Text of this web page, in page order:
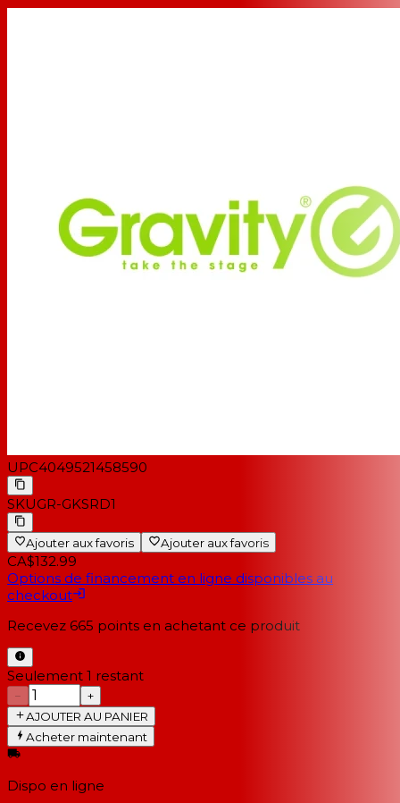
UPC4049521458590
SKUGR-GKSRD1
Ajouter aux favoris Ajouter aux favoris
CA$132.99
Options de financement en ligne disponibles au
checkout
Recevez 665 points en achetant ce produit
Seulement 1 restant
−
+
AJOUTER AU PANIER
Acheter maintenant
Dispo en ligne